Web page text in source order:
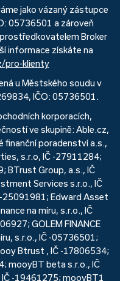
jako vázaný zástupce
05736501 a zároveň
Broker
informace získáte na
pro-klienty
u Městského soudu v
IČO: 05736501.
korporacích,
ve skupině: Able.cz,
finanční poradenství a.s.,
s.r.o, IČ -27911284;
BTrust Group, a.s., IČ
Services s.r.o., IČ
-25091981; Edward Asset
na míru, s.r.o., IČ
GOLEM FINANCE
s.r.o., IČ -05736501;
Btrust , IČ -17806534;
mooyBT beta s.r.o., IČ
-19461275; mooyBT1